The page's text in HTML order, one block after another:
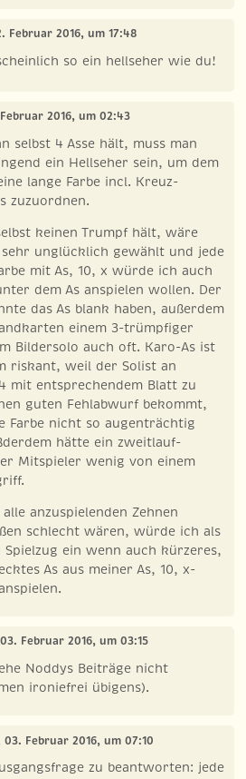
Februar 2016, um 17:48
so ein hellseher wie du!
2016, um 02:43
selbst 4 Asse hält, muss man
ein Hellseher sein, um dem
lange Farbe incl. Kreuz-
zuzuordnen.
keinen Trumpf hält, wäre
sehr unglücklich gewählt und jede
mit As, 10, x würde ich auch
dem As anspielen wollen. Der
das As blank haben, außerdem
einem 3-trümpfiger
Bildersolo auch oft. Karo-As ist
riskant, weil der Solist an
mit entsprechendem Blatt zu
guten Fehlabwurf bekommt,
Farbe nicht so augenträchtig
hätte ein zweitlauf-
Mitspieler wenig von einem
anzuspielenden Zehnen
schlecht wären, würde ich als
Spielzug ein wenn auch kürzeres,
As aus meiner As, 10, x-
Februar 2016, um 03:15
Noddys Beiträge nicht
ironiefrei übigens).
03. Februar 2016, um 07:10
zu beantworten: jede